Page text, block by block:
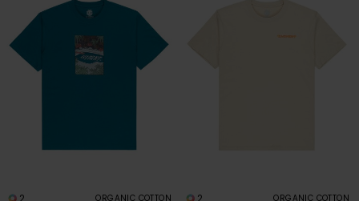
2 ORGANIC COTTON 2 ORGANIC COTTON